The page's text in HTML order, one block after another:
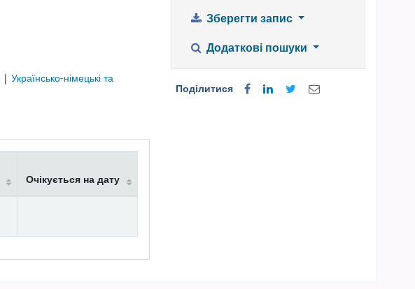
| Українсько-німецькі та
Очікується на дату
Зберегти запис
Додаткові пошуки
Поділитися